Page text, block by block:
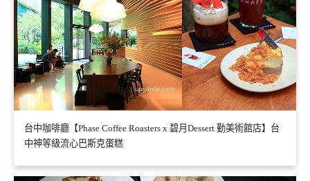
台中咖啡廳【Phase Coffee Roasters x 碧月Dessert 勤美術館店】台
中神等級流心巴斯克蛋糕